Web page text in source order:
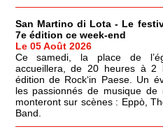
San Martino di Lota - Le
7e édition ce week-end
Le 05 Août 2026
Ce samedi, la place de
accueillera, de 20 heures à 2
édition de Rock‘in Paese. Un
les passionnés de musique de
monteront sur scènes : Eppò,
Band.